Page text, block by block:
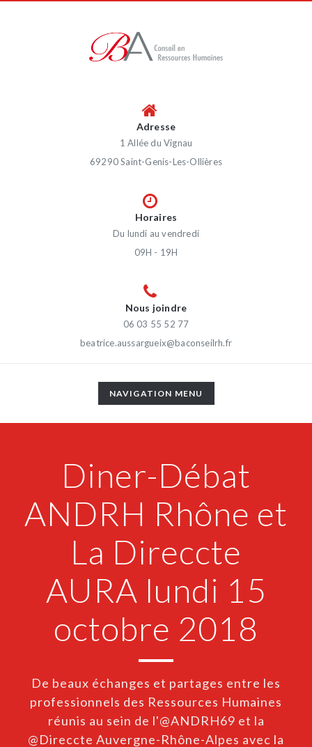
Adresse
1 Allée du Vignau
69290 Saint-Genis-Les-Ollières
Horaires
Du lundi au vendredi
09H - 19H
Nous joindre
06 03 55 52 77
beatrice.aussargueix@baconseilrh.fr
TOGGLE
NAVIGATION
NAVIGATION MENU
Diner-Débat
ANDRH Rhône et
La Direccte
AURA lundi 15
octobre 2018
De beaux échanges et partages entre les
professionnels des Ressources Humaines
réunis au sein de l'@ANDRH69 et la
@Direccte Auvergne-Rhône-Alpes avec la